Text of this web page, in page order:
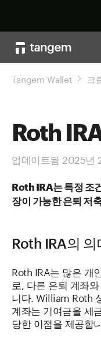
Tangem Wallet 크
Roth
업데이트됨 2025년
Roth IRA는 특정 조
장이 가능한 은퇴 저
Roth IRA의 의
Roth IRA는 많은 개
로, 다른 은퇴 계좌
니다. William Roth
계좌는 기여금을 세
당한 이점을 제공합